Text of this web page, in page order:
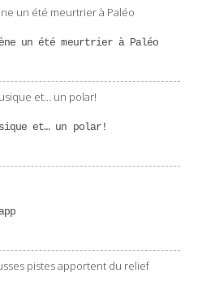
un été meurtrier à Paléo
et… un polar!